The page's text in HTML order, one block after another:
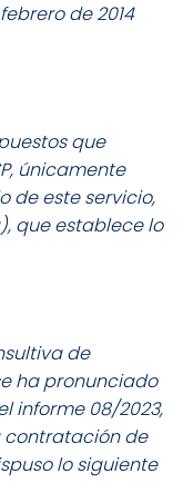
de 2014
que
únicamente
de este servicio,
que establece lo
de
ha pronunciado
informe 08/2023,
contratación de
lo siguiente